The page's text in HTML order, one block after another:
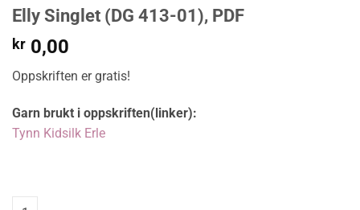
Elly Singlet (DG 413-01), PDF
kr 0,00
Oppskriften er gratis!
Garn brukt i oppskriften(linker):
Tynn Kidsilk Erle
Elly Singlet (DG 413-01), PDF quantity